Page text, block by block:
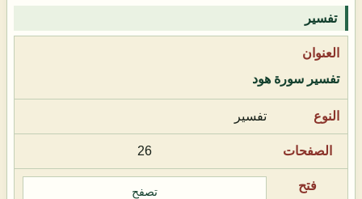
تفسير
تفسير سورة هود
تفسير
26
تصفح